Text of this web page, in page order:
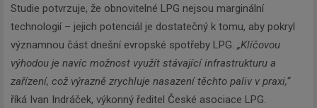
Studie potvrzuje, že obnovitelné LPG nejsou marginální
technologií – jejich potenciál je dostatečný k tomu, aby pokryl
významnou část dnešní evropské spotřeby LPG. „Klíčovou
výhodou je navíc možnost využít stávající infrastrukturu a
zařízení, což výrazně zrychluje nasazení těchto paliv v praxi,“
říká Ivan Indráček, výkonný ředitel České asociace LPG.